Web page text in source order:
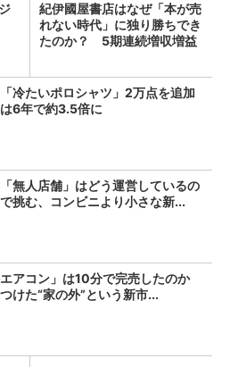
紀伊國屋書店はなぜ「本が売
れない時代」に独り勝ちでき
たのか？ 5期連続増収増益
冷たいポロシャツ」2万点を追加
6年で約3.5倍に
無人店舗」はどう運営しているの
挑む、コンビニより小さな新...
アコン」は10分で完売したのか
けた“家の外”という新市...